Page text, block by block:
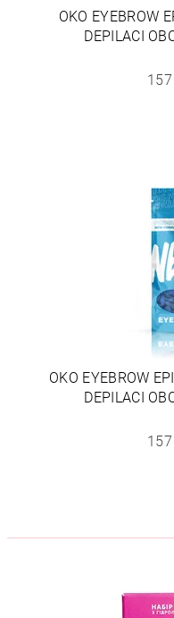
OKO EYEBROW
DEPILACI
OKO EYEBROW
DEPILACI